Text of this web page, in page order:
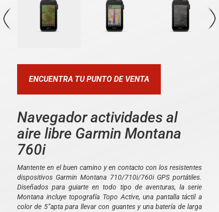
ENCUENTRA TU PUNTO DE VENTA
Navegador actividades al
aire libre Garmin Montana
760i
Mantente en el buen camino y en contacto con los resistentes
dispositivos Garmin Montana 710/710i/760i GPS portátiles.
Diseñados para guiarte en todo tipo de aventuras, la serie
Montana incluye topografía Topo Active, una pantalla táctil a
color de 5”apta para llevar con guantes y una batería de larga